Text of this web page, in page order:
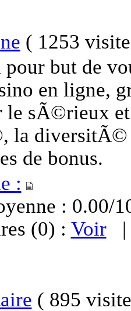
( 1253
pour but de
en ligne,
le sÃ©rieux
la
de bonus.
:
:
(0) : Voir
( 895